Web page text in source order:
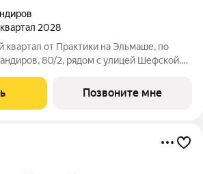
квартал 2028
80/2, рядом с улицей Шефской.
№138 и №95, детский сад №440,
Позвоните мне